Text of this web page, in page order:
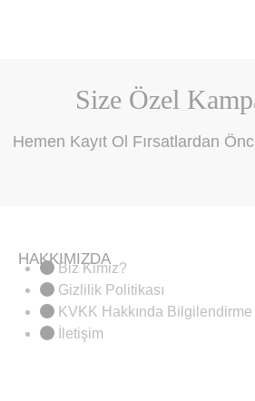
Size Özel
Hemen Kayıt Ol Fırsatlardan
HAKKIMIZDA
Biz Kimiz?
Gizlilik Politikası
KVKK Hakkında Bilgilendirme
İletişim